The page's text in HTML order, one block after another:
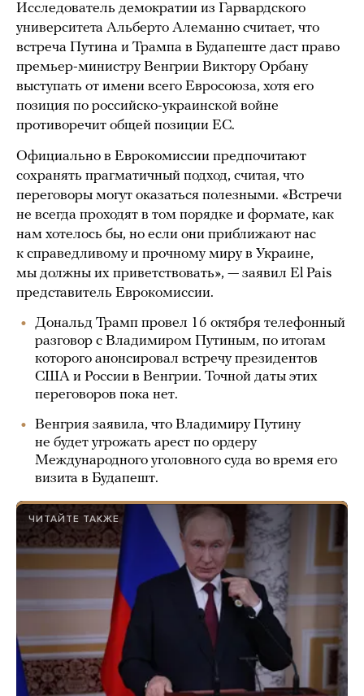
Исследователь демократии из Гарвардского
университета Альберто Алеманно считает, что
встреча Путина и Трампа в Будапеште даст право
премьер-министру Венгрии Виктору Орбану
выступать от имени всего Евросоюза, хотя его
позиция по российско-украинской войне
противоречит общей позиции ЕС.
Официально в Еврокомиссии предпочитают
сохранять прагматичный подход, считая, что
переговоры могут оказаться полезными. «Встречи
не всегда проходят в том порядке и формате, как
нам хотелось бы, но если они приближают нас
к справедливому и прочному миру в Украине,
мы должны их приветствовать», — заявил El Pais
представитель Еврокомиссии.
Дональд Трамп провел 16 октября телефонный
разговор с Владимиром Путиным, по итогам
которого анонсировал встречу президентов
США и России в Венгрии. Точной даты этих
переговоров пока нет.
Венгрия заявила, что Владимиру Путину
не будет угрожать арест по ордеру
Международного уголовного суда во время его
визита в Будапешт.
ЧИТАЙТЕ ТАКЖЕ